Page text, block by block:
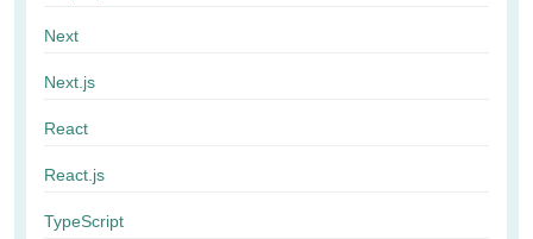
Next
Next.js
React
React.js
TypeScript